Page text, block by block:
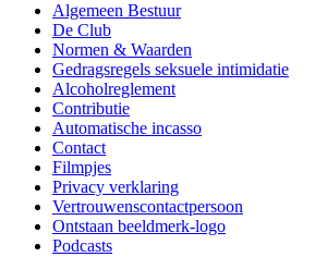
Algemeen Bestuur
De Club
Normen & Waarden
Gedragsregels seksuele intimidatie
Alcoholreglement
Contributie
Automatische incasso
Contact
Filmpjes
Privacy verklaring
Vertrouwenscontactpersoon
Ontstaan beeldmerk-logo
Podcasts